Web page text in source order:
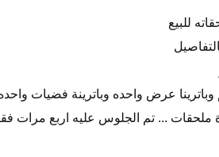
للبيع
عرض واحده وباترينة فضيات
ملحقات ... تم الجلوس عليه اربع مرات